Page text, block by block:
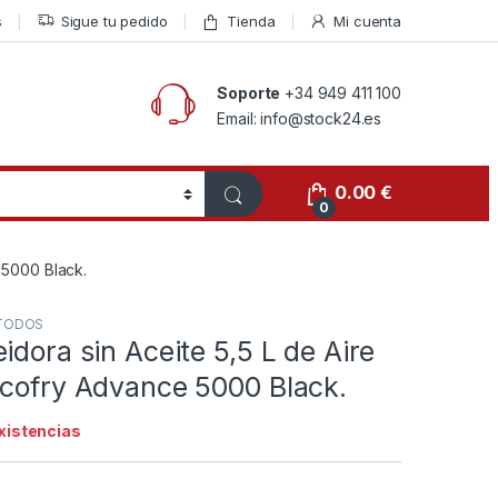
Sigue tu pedido Tienda Mi cuenta
Soporte +34 949 411 100
Email: info@stock24.es
0
0.00€
Black.
sin Aceite 5,5 L de Aire
Advance 5000 Black.